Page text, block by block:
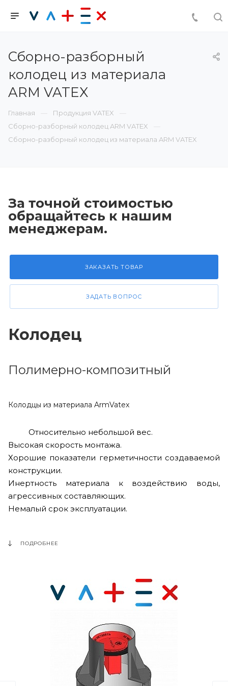
Сборно-разборный
колодец из материала
ARM VATEX
Главная
Продукция VATEX
Сборно-разборный колодец ARM VATEX
Сборно-разборный колодец из материала ARM VATEX
За точной стоимостью
обращайтесь к нашим
менеджерам.
ЗАКАЗАТЬ ТОВАР
ЗАДАТЬ ВОПРОС
Колодец
Полимерно-композитный
Колодцы из материала ArmVatex
Относительно небольшой вес.
Высокая скорость монтажа.
Хорошие показатели герметичности создаваемой
конструкции.
Инертность материала к воздействию воды,
агрессивных составляющих.
Немалый срок эксплуатации.
ПОДРОБНЕЕ